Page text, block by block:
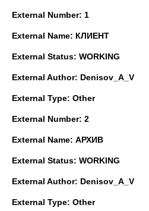
External Number: 1
External Name: КЛИЕНТ
External Status: WORKING
External Author: Denisov_A_V
External Type: Other
External Number: 2
External Name: АРХИВ
External Status: WORKING
External Author: Denisov_A_V
External Type: Other